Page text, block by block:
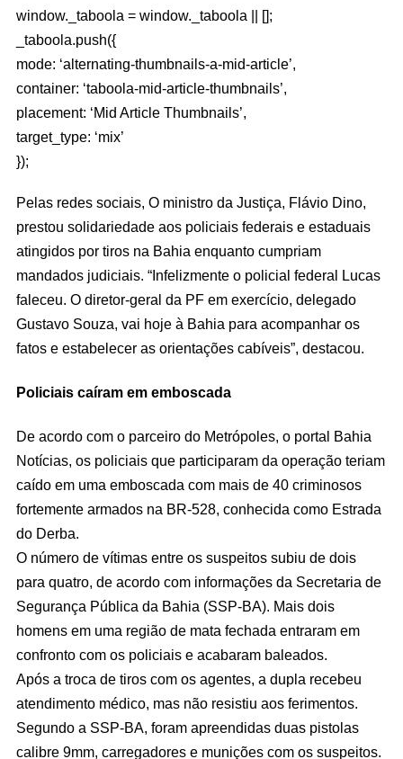
window._taboola = window._taboola || [];
_taboola.push({
mode: ‘alternating-thumbnails-a-mid-article’,
container: ‘taboola-mid-article-thumbnails’,
placement: ‘Mid Article Thumbnails’,
target_type: ‘mix’
});
Pelas redes sociais, O ministro da Justiça, Flávio Dino,
prestou solidariedade aos policiais federais e estaduais
atingidos por tiros na Bahia enquanto cumpriam
mandados judiciais. “Infelizmente o policial federal Lucas
faleceu. O diretor-geral da PF em exercício, delegado
Gustavo Souza, vai hoje à Bahia para acompanhar os
fatos e estabelecer as orientações cabíveis”, destacou.
Policiais caíram em emboscada
De acordo com o parceiro do Metrópoles, o portal Bahia
Notícias, os policiais que participaram da operação teriam
caído em uma emboscada com mais de 40 criminosos
fortemente armados na BR-528, conhecida como Estrada
do Derba.
O número de vítimas entre os suspeitos subiu de dois
para quatro, de acordo com informações da Secretaria de
Segurança Pública da Bahia (SSP-BA). Mais dois
homens em uma região de mata fechada entraram em
confronto com os policiais e acabaram baleados.
Após a troca de tiros com os agentes, a dupla recebeu
atendimento médico, mas não resistiu aos ferimentos.
Segundo a SSP-BA, foram apreendidas duas pistolas
calibre 9mm, carregadores e munições com os suspeitos.